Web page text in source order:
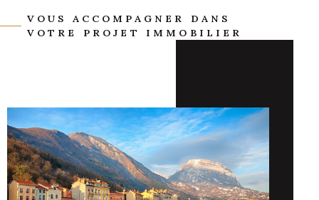
VOUS ACCOMPAGNER DANS
VOTRE PROJET IMMOBILIER